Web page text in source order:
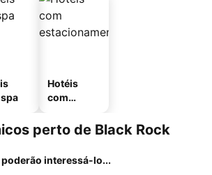
Hotéis
com
mento
perto de Black Rock
interessá-lo...